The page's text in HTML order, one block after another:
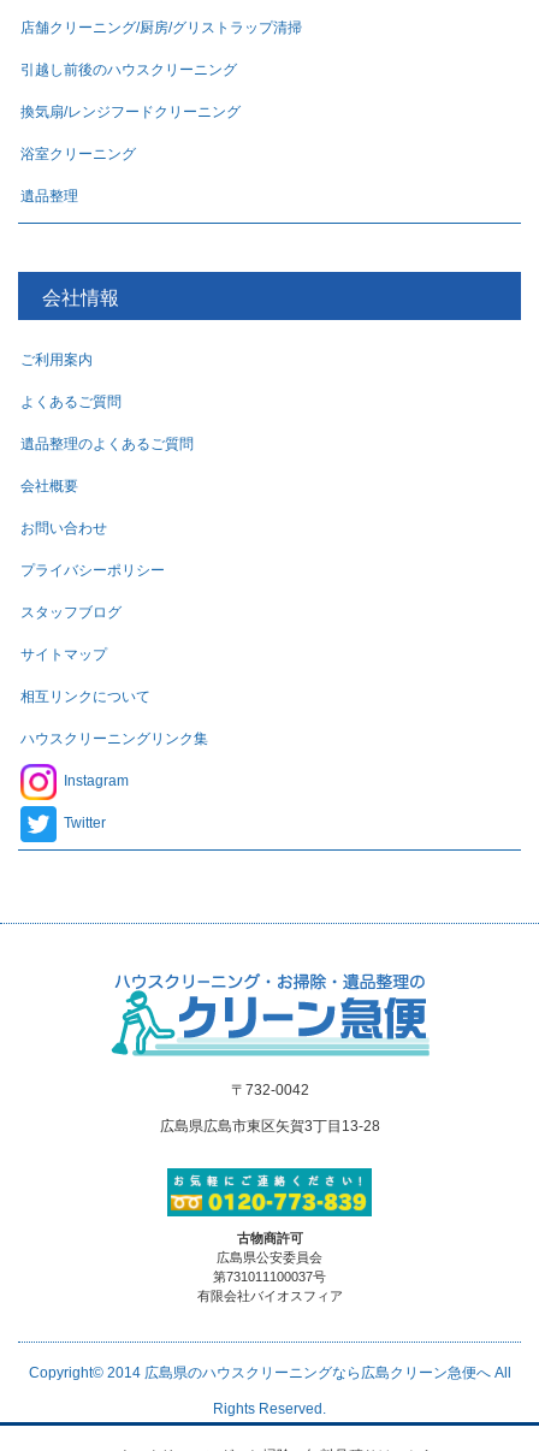
店舗クリーニング/厨房/グリストラップ清掃
引越し前後のハウスクリーニング
換気扇/レンジフードクリーニング
浴室クリーニング
遺品整理
会社情報
ご利用案内
よくあるご質問
遺品整理のよくあるご質問
会社概要
お問い合わせ
プライバシーポリシー
スタッフブログ
サイトマップ
相互リンクについて
ハウスクリーニングリンク集
Instagram
Twitter
〒732-0042
広島県広島市東区矢賀3丁目13-28
古物商許可
広島県公安委員会
第731011100037号
有限会社バイオスフィア
Copyright© 2014 広島県のハウスクリーニングなら広島クリーン急便へAll
Rights Reserved.